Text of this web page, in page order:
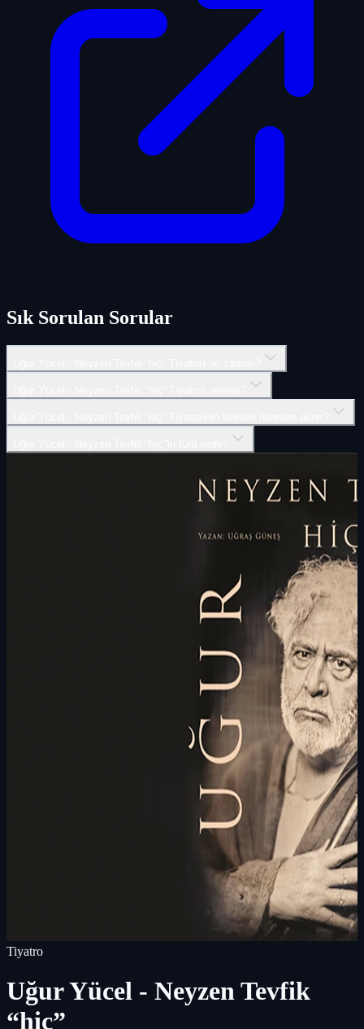
Sık Sorulan Sorular
Tiyatro
Uğur Yücel - Neyzen Tevfik
“hiç”